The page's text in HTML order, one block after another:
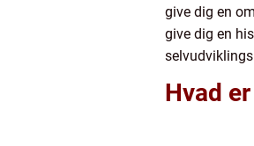
give dig en
give dig en
Hvad